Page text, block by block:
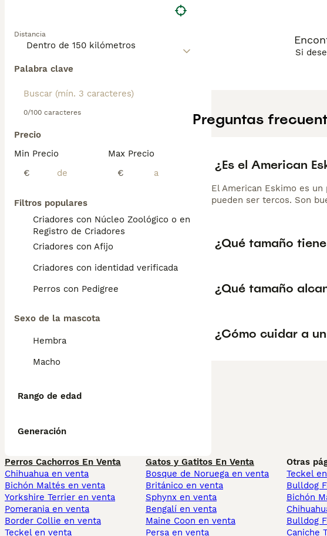
Distancia
Palabra clave
0/100 caracteres
Precio
Min Precio
€
Max Precio
€
Filtros populares
Criadores con Núcleo Zoológico o en el
Registro de Criadores
Criadores con Afijo
Criadores con identidad verificada
Perros con Pedigree
Sexo de la mascota
Hembra
Macho
Rango de edad
Generación
Si
Preguntas
¿Es el American
El American Eskimo es
pueden ser tercos. Son
¿Qué tamaño
¿Qué tamaño
¿Cómo cuidar a
Perros Cachorros En Venta
Chihuahua en venta
Bichón Maltés en venta
Yorkshire Terrier en venta
Pomerania en venta
Border Collie en venta
Teckel en venta
Gatos y Gatitos En Venta
Bosque de Noruega en venta
Británico en venta
Sphynx en venta
Bengalí en venta
Maine Coon en venta
Persa en venta
Otras
Teckel
Bulldog
Bichón
Bulldog
Caniche